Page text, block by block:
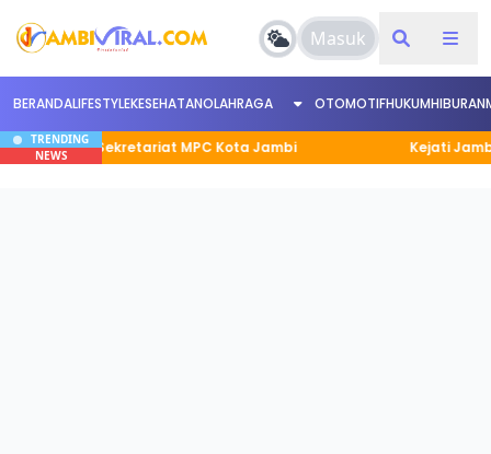
Masuk
BERANDALIFESTYLEKESEHATANOLAHRAGA OTOMOTIFHUKUMHIBURAN
TRENDING
NEWS
Sekretariat MPC Kota Jambi Kejati Jambi